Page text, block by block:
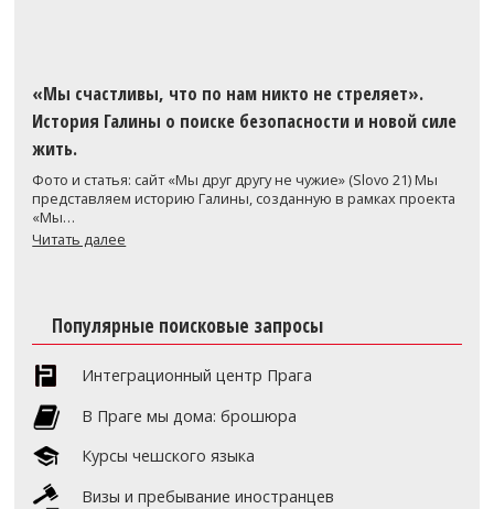
«Мы счастливы, что по нам никто не стреляет».
История Галины о поиске безопасности и новой силе
жить.
Фото и статья: сайт «Мы друг другу не чужие» (Slovo 21) Мы
представляем историю Галины, созданную в рамках проекта
«Мы…
Читать далее
Популярные поисковые запросы
Интеграционный центр Прага
В Праге мы дома: брошюра
Курсы чешского языка
Визы и пребывание иностранцев